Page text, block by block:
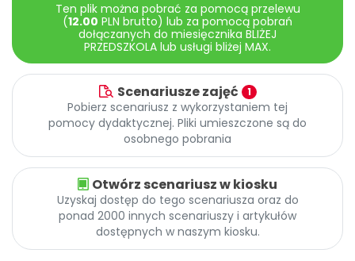
Ten plik można pobrać za pomocą przelewu
(12.00 PLN brutto) lub za pomocą pobrań
dołączanych do miesięcznika BLIŻEJ
PRZEDSZKOLA lub usługi bliżej MAX.
Scenariusze zajęć 1
Pobierz scenariusz z wykorzystaniem tej
pomocy dydaktycznej. Pliki umieszczone są do
osobnego pobrania
Otwórz scenariusz w kiosku
Uzyskaj dostęp do tego scenariusza oraz do
ponad 2000 innych scenariuszy i artykułów
dostępnych w naszym kiosku.